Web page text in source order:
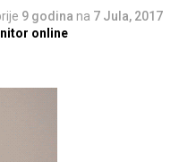
9 godina na 7 Jula, 2017
online